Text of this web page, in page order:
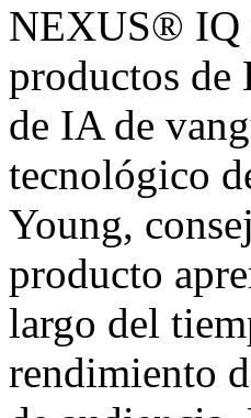
NEXUS® IQ
productos de
de IA de
tecnológico
Young,
producto
largo del
rendimiento